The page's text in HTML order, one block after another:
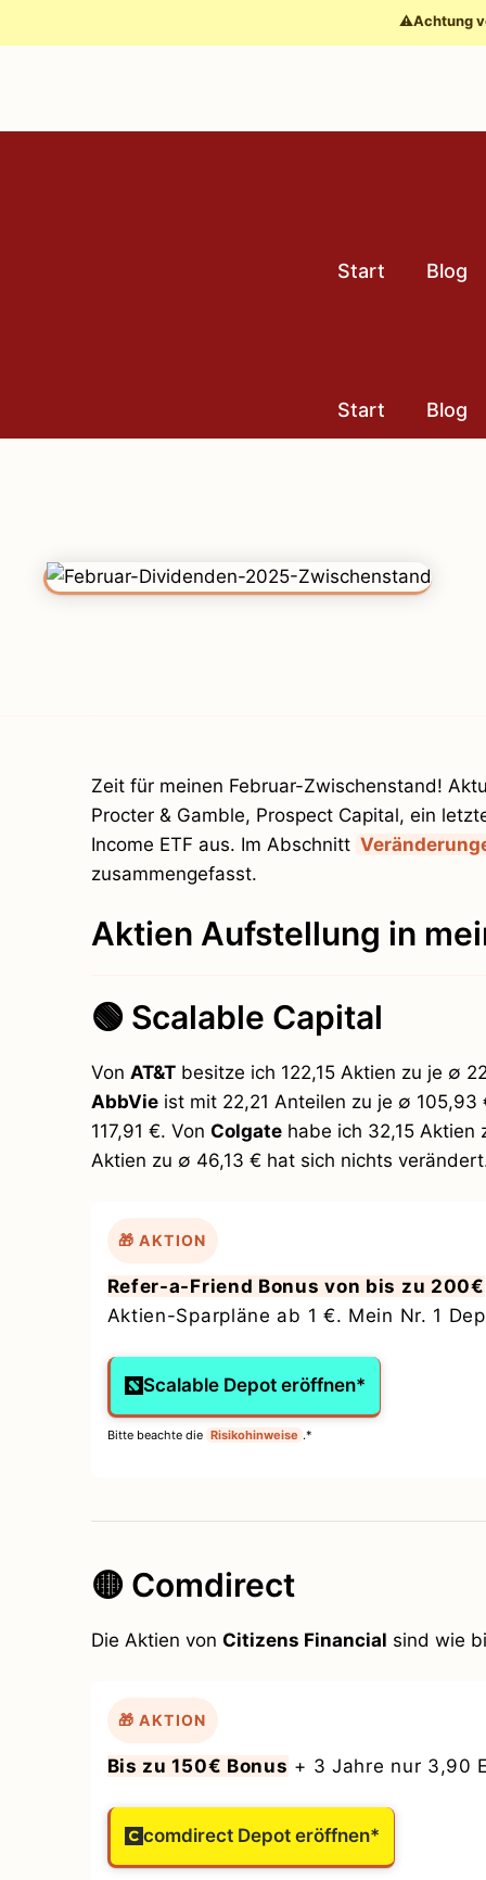
Inhalt
⚠️Achtung
Start Blog
Start Blog
Zeit für meinen Februar-Zwischenstand!
Procter & Gamble, Prospect Capital, ein
Income ETF aus. Im Abschnitt
zusammengefasst.
Aktien Aufstellung in
🟢 Scalable Capital
Von AT&Tbesitze ich 122,15 Aktien zu je ∅
AbbVieist mit 22,21 Anteilen zu je ∅ 105,93
117,91 €. Von Colgatehabe ich 32,15 Aktien
Aktien zu ∅ 46,13 € hat sich nichts
🎁 AKTION
Refer-a-Friend Bonus von bis zu 200€
Aktien-Sparpläne ab 1 €. Mein Nr. 1
Scalable Depot eröffnen*
Bitte beachte die Risikohinweise .*
🟡 Comdirect
Die Aktien von Citizens Financial sind wie
🎁 AKTION
Bis zu 150€ Bonus + 3 Jahre nur 3,90
comdirect Depot eröffnen*